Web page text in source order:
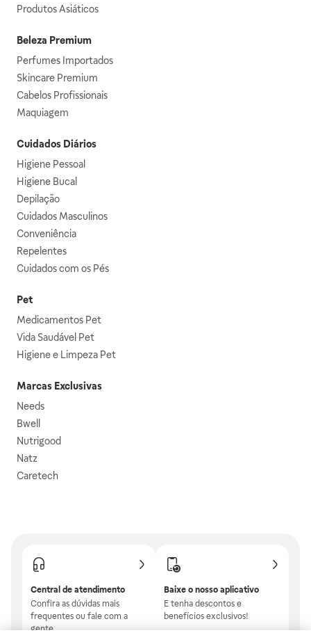
Produtos Asiáticos
Beleza Premium
Perfumes Importados
Skincare Premium
Cabelos Profissionais
Maquiagem
Cuidados Diários
Higiene Pessoal
Higiene Bucal
Depilação
Cuidados Masculinos
Conveniência
Repelentes
Cuidados com os Pés
Pet
Medicamentos Pet
Vida Saudável Pet
Higiene e Limpeza Pet
Marcas Exclusivas
Needs
Bwell
Nutrigood
Natz
Caretech
Central de atendimento
Confira as dúvidas mais
frequentes ou fale com a
gente.
Baixe o nosso aplicativo
E tenha descontos e
benefícios exclusivos!